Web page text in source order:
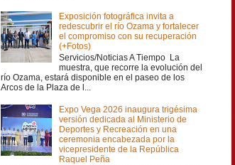
Exposición fotográfica invita a
redescubrir el río Ozama y fortalecer
el compromiso con su recuperación
(+Fotos)
Servicios/Noticias A Tiempo La
muestra, que recorre la evolución del
río Ozama, estará disponible en el paseo de los
Arcos de la Plaza de l...
Expo Vega 2026 inaugura trigésima
versión dedicada al Ministerio de
Deportes y Recreación en una
ceremonia encabezada por la
vicepresidente de la República
Raquel Peña